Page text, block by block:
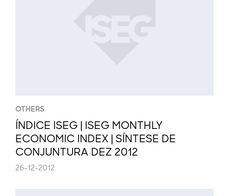
OTHERS
ÍNDICE ISEG | ISEG MONTHLY
ECONOMIC INDEX | SÍNTESE DE
CONJUNTURA DEZ 2012
26-12-2012